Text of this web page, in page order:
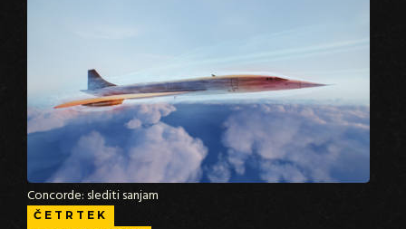
Concorde: slediti sanjam
ČETRTEK